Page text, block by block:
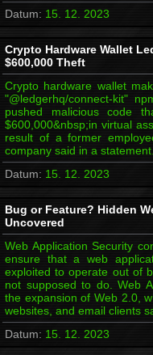
Datum: 15. 12. 2023
Crypto Hardware Wallet
$600,000 Theft
Crypto hardware wallet
"@ledgerhq/connect-kit"
pushed malicious code
$600,000&nbsp;in virtual
result of a former
company said in a
Datum: 15. 12. 2023
Bug or Feature? Hidden
Uncovered
Web Application Security
ensure that a web
exploited to operate out of
not supposed to do. Web
the expansion of Web 2.0,
websites, and email clients
Datum: 15. 12. 2023